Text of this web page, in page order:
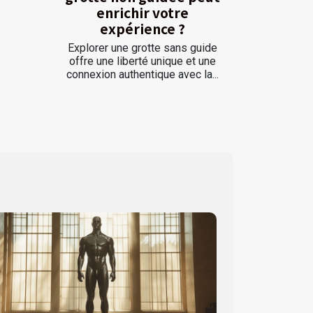
enrichir votre
expérience ?
Explorer une grotte sans guide
offre une liberté unique et une
connexion authentique avec la...